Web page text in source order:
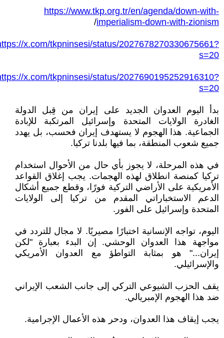
https://www.tkp.org.tr/en/agenda/down-with-
imperialism-down-with-zionism
/
x.com/tkpninsesi/status/2027678270330675661?
s=20
x.com/tkpninsesi/status/2027690195252916310?
s=20
بدأ اليوم العدوان الجديد على إيران من قِبل الدولة
الغادرة الولايات المتحدة وإسرائيل المرتكبة للإبادة
الجماعية. هذا الهجوم لا يستهدف إيران فحسب، بل يهدد
جميع شعوب المنطقة، بما فيها بلدنا تركيا.
في هذه المرحلة، لا يجوز بأي حال من الأحوال استخدام
تركيا كمنصة انطلاق لهذه الهجمات. يجب إغلاق القواعد
الأمريكية على الأراضي التركية فورًا، وقطع جميع أشكال
الدعم الاستخباراتي المقدم من تركيا إلى الولايات
المتحدة وإسرائيل على الفور.
اليوم، تواجه الإنسانية اختبارًا مصيريًا. لا مجال للتردد في
مواجهة هذا العدوان الوحشي. إن البدء بعبارة "لكن
إيران..." هو بمثابة التواطؤ مع العدوان الأمريكي
والإسرائيلي.
يقف الحزب الشيوعي التركي إلى جانب الشعب الإيراني
ضد هذا الهجوم الإمبريالي.
يجب إيقاف هذا العدوان، ودحر هذه الأعمال الإجرامية.